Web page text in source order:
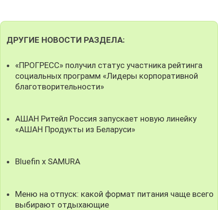
ДРУГИЕ НОВОСТИ РАЗДЕЛА:
«ПРОГРЕСС» получил статус участника рейтинга
социальных программ «Лидеры корпоративной
благотворительности»
АШАН Ритейл Россия запускает новую линейку
«АШАН Продукты из Беларуси»
Bluefin x SAMURA
Меню на отпуск: какой формат питания чаще всего
выбирают отдыхающие